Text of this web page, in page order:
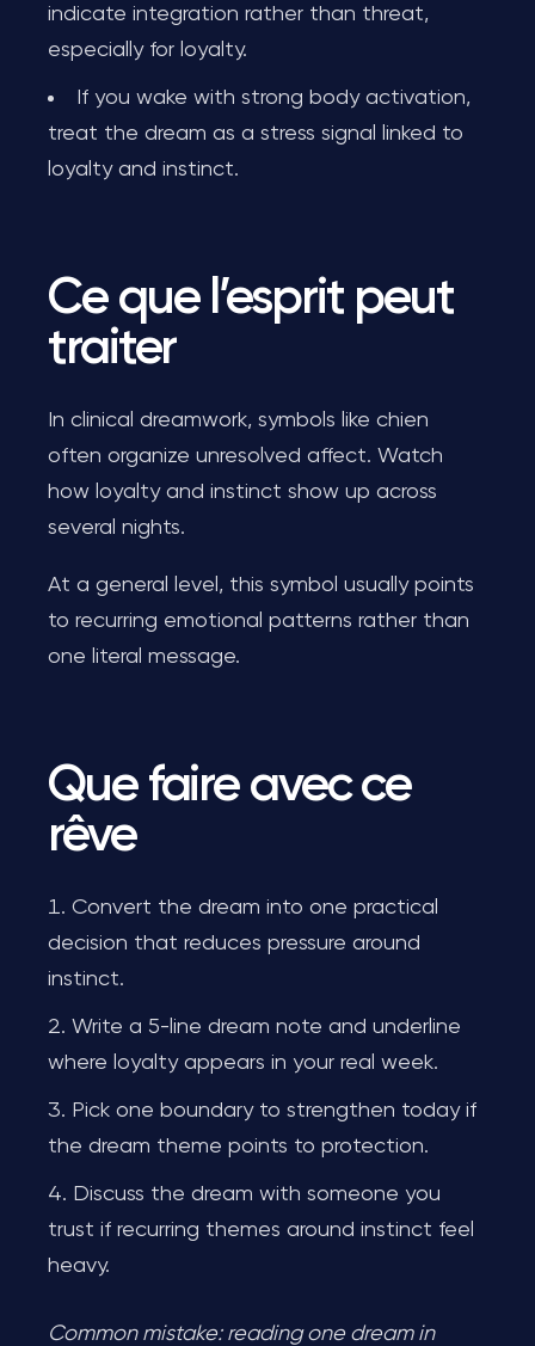
indicate integration rather than threat,
especially for loyalty.
If you wake with strong body activation,
treat the dream as a stress signal linked to
loyalty and instinct.
Ce que l’esprit peut
traiter
In clinical dreamwork, symbols like chien
often organize unresolved affect. Watch
how loyalty and instinct show up across
several nights.
At a general level, this symbol usually points
to recurring emotional patterns rather than
one literal message.
Que faire avec ce
rêve
Convert the dream into one practical
decision that reduces pressure around
instinct.
Write a 5-line dream note and underline
where loyalty appears in your real week.
Pick one boundary to strengthen today if
the dream theme points to protection.
Discuss the dream with someone you
trust if recurring themes around instinct feel
heavy.
Common mistake: reading one dream in